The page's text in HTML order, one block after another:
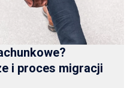
i proces migracji